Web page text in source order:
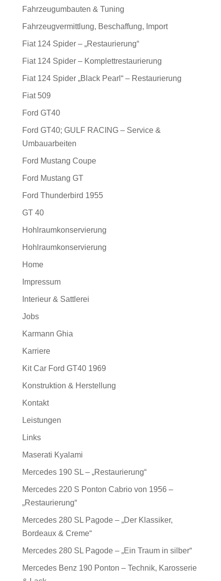
Fahrzeugumbauten & Tuning
Fahrzeugvermittlung, Beschaffung, Import
Fiat 124 Spider – „Restaurierung“
Fiat 124 Spider – Komplettrestaurierung
Fiat 124 Spider „Black Pearl“ – Restaurierung
Fiat 509
Ford GT40
Ford GT40; GULF RACING – Service &
Umbauarbeiten
Ford Mustang Coupe
Ford Mustang GT
Ford Thunderbird 1955
GT 40
Hohlraumkonservierung
Hohlraumkonservierung
Home
Impressum
Interieur & Sattlerei
Jobs
Karmann Ghia
Karriere
Kit Car Ford GT40 1969
Konstruktion & Herstellung
Kontakt
Leistungen
Links
Maserati Kyalami
Mercedes 190 SL – „Restaurierung“
Mercedes 220 S Ponton Cabrio von 1956 –
„Restaurierung“
Mercedes 280 SL Pagode – „Der Klassiker,
Bordeaux & Creme“
Mercedes 280 SL Pagode – „Ein Traum in silber“
Mercedes Benz 190 Ponton – Technik, Karosserie